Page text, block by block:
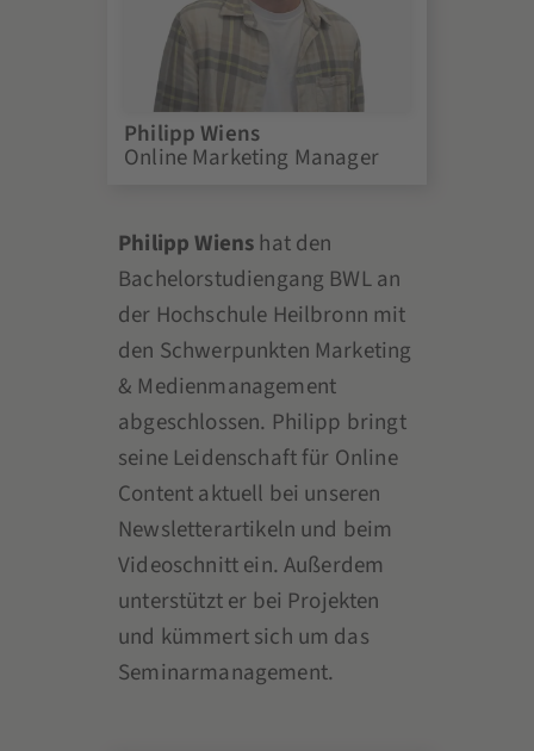
Philipp Wiens
Online Marketing Manager
Philipp Wienshat den
Bachelorstudiengang BWL an
der Hochschule Heilbronn mit
den Schwerpunkten Marketing
& Medienmanagement
abgeschlossen. Philipp bringt
seine Leidenschaft für Online
Content aktuell bei unseren
Newsletterartikeln und beim
Videoschnitt ein. Außerdem
unterstützt er bei Projekten
und kümmert sich um das
Seminarmanagement.